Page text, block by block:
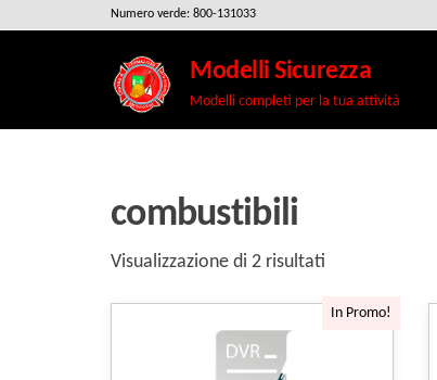
contenuto
Numero verde: 800-131033
Modelli Sicurezza
Modelli completi per la tua attività
combustibili
Visualizzazione di 2 risultati
In Promo!